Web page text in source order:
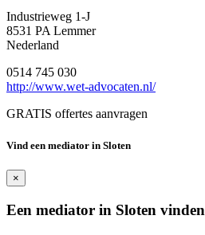
Industrieweg 1-J
8531 PA Lemmer
Nederland
0514 745 030
http://www.wet-advocaten.nl/
GRATIS offertes aanvragen
Vind een mediator in Sloten
×
Een mediator in Sloten vinden